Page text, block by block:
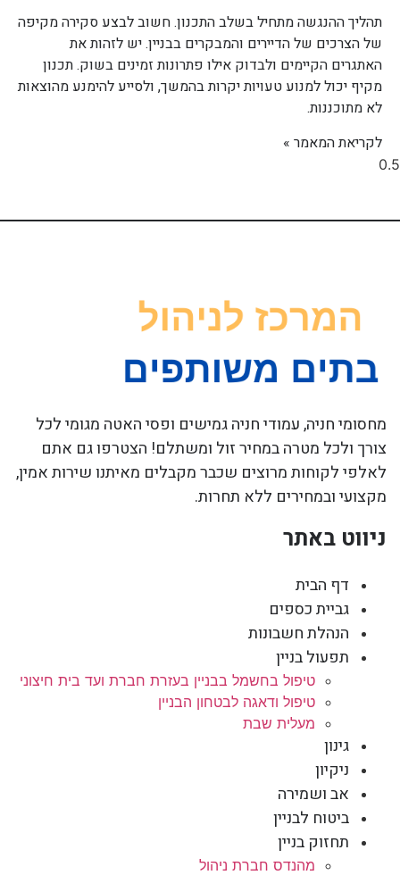
תהליך ההנגשה מתחיל בשלב התכנון. חשוב לבצע סקירה מקיפה
של הצרכים של הדיירים והמבקרים בבניין. יש לזהות את
האתגרים הקיימים ולבדוק אילו פתרונות זמינים בשוק. תכנון
מקיף יכול למנוע טעויות יקרות בהמשך, ולסייע להימנע מהוצאות
לא מתוכננות.
לקריאת המאמר »
מחסומי חניה, עמודי חניה גמישים ופסי האטה מגומי לכל
צורך ולכל מטרה במחיר זול ומשתלם! הצטרפו גם אתם
לאלפי לקוחות מרוצים שכבר מקבלים מאיתנו שירות אמין,
מקצועי ובמחירים ללא תחרות.
ניווט באתר
דף הבית
גביית כספים
הנהלת חשבונות
תפעול בניין
טיפול בחשמל בבניין בעזרת חברת ועד בית חיצוני
טיפול ודאגה לבטחון הבניין
מעלית שבת
גינון
ניקיון
אב ושמירה
ביטוח לבניין
תחזוק בניין
מהנדס חברת ניהול